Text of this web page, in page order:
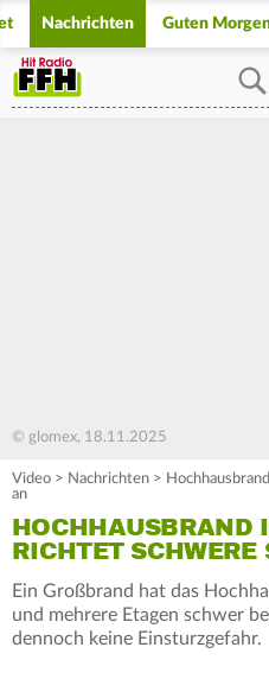
Nachrichten Guten
© glomex, 18.11.2025
Video > Nachrichten >
an
HOCHHAUSBRAND
RICHTET SCHWERE
Ein Großbrand hat das
und mehrere Etagen schwer
dennoch keine Einsturzgefahr.